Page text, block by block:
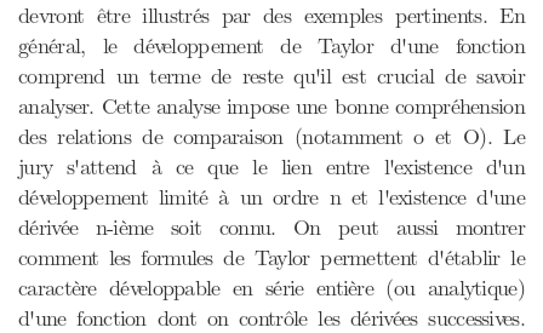
devront être illustrés par des exemples pertinents. En
général, le développement de Taylor d'une fonction
comprend un terme de reste qu'il est crucial de savoir
analyser. Cette analyse impose une bonne compréhension
des relations de comparaison (notamment o et O). Le
jury s'attend à ce que le lien entre l'existence d'un
développement limité à un ordre n et l'existence d'une
dérivée n-ième soit connu. On peut aussi montrer
comment les formules de Taylor permettent d'établir le
caractère développable en série entière (ou analytique)
d'une fonction dont on contrôle les dérivées successives.